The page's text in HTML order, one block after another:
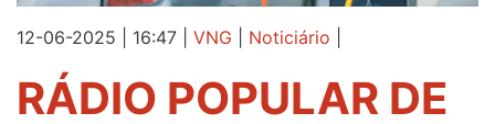
12-06-2025 | 16:47 VNG Noticiário
RÁDIO POPULAR DE